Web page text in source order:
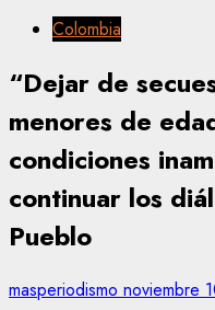
Colombia
“Dejar de
menores de
condiciones
continuar los
Pueblo
masperiodismo noviembre